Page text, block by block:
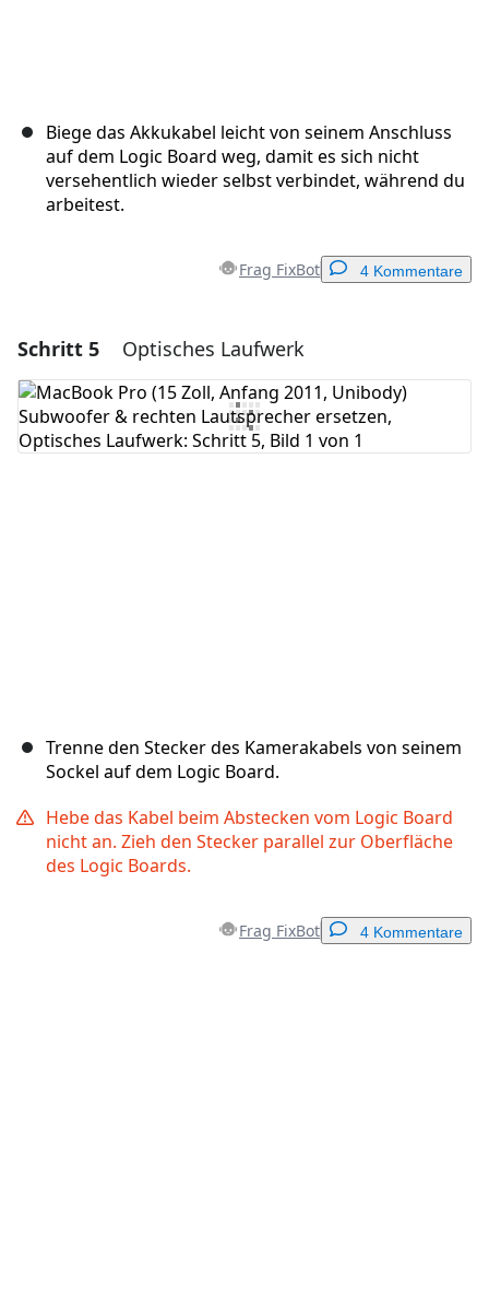
Biege das Akkukabel leicht von seinem Anschluss
auf dem Logic Board weg, damit es sich nicht
versehentlich wieder selbst verbindet, während du
arbeitest.
Frag FixBot 4 Kommentare
Einen Kommentar hinzufügen
Kommentar hinzufügen
Schritt 5 Optisches Laufwerk
Trenne den Stecker des Kamerakabels von seinem
Sockel auf dem Logic Board.
Hebe das Kabel beim Abstecken vom Logic Board
nicht an. Zieh den Stecker parallel zur Oberfläche
des Logic Boards.
Frag FixBot 4 Kommentare